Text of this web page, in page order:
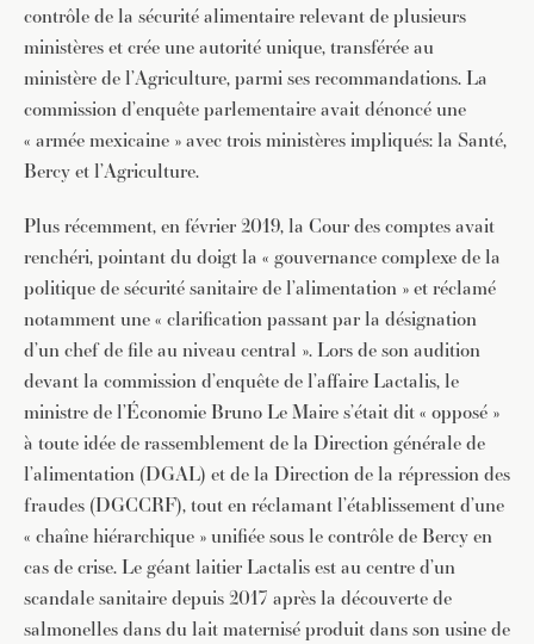
contrôle de la sécurité alimentaire relevant de plusieurs
ministères et crée une autorité unique, transférée au
ministère de l’Agriculture, parmi ses recommandations. La
commission d’enquête parlementaire avait dénoncé une
« armée mexicaine » avec trois ministères impliqués: la Santé,
Bercy et l’Agriculture.
Plus récemment, en février 2019, la Cour des comptes avait
renchéri, pointant du doigt la « gouvernance complexe de la
politique de sécurité sanitaire de l’alimentation » et réclamé
notamment une « clarification passant par la désignation
d’un chef de file au niveau central ». Lors de son audition
devant la commission d’enquête de l’affaire Lactalis, le
ministre de l’Économie Bruno Le Maire s’était dit « opposé »
à toute idée de rassemblement de la Direction générale de
l’alimentation (DGAL) et de la Direction de la répression des
fraudes (DGCCRF), tout en réclamant l’établissement d’une
« chaîne hiérarchique » unifiée sous le contrôle de Bercy en
cas de crise. Le géant laitier Lactalis est au centre d’un
scandale sanitaire depuis 2017 après la découverte de
salmonelles dans du lait maternisé produit dans son usine de